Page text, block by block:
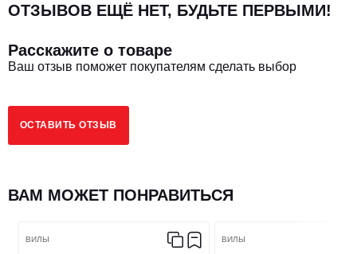
ОТЗЫВОВ ЕЩЁ НЕТ, БУДЬТЕ ПЕРВЫМИ!
Расскажите о товаре
Ваш отзыв поможет покупателям сделать выбор
ОСТАВИТЬ ОТЗЫВ
ВАМ МОЖЕТ ПОНРАВИТЬСЯ
ВИЛЫ ВИЛЫ